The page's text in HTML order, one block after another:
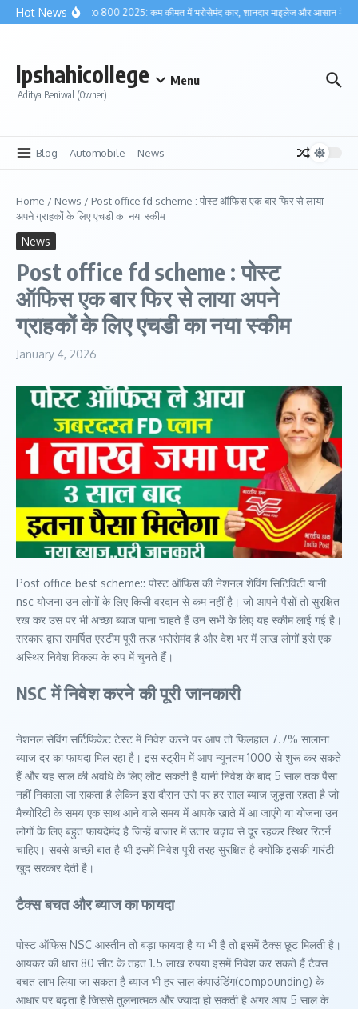
Skip to content
Hot NewsMaruti Alto 800 2025: कम कीमत में भरोसेमंद कार, शानदार माइलेज और आसान मेंटेनेंस
lpshahicollege
Aditya Beniwal (Owner)
Menu
Blog Automobile News
Home / News / Post office fd scheme : पोस्ट ऑफिस एक बार फिर से लाया
अपने ग्राहकों के लिए एचडी का नया स्कीम
News
Post office fd scheme : पोस्ट
ऑफिस एक बार फिर से लाया अपने
ग्राहकों के लिए एचडी का नया स्कीम
January 4, 2026
Post office best scheme:: पोस्ट ऑफिस की नेशनल शेविंग सिटिविटी यानी
nsc योजना उन लोगों के लिए किसी वरदान से कम नहीं है। जो आपने पैसों तो सुरक्षित
रख कर उस पर भी अच्छा ब्याज पाना चाहते हैं उन सभी के लिए यह स्कीम लाई गई है।
सरकार द्वारा समर्पित एस्टीम पूरी तरह भरोसेमंद है और देश भर में लाख लोगों इसे एक
अस्थिर निवेश विकल्प के रुप में चुनते हैं।
NSC में निवेश करने की पूरी जानकारी
नेशनल सेविंग सर्टिफिकेट टेस्ट में निवेश करने पर आप तो फिलहाल 7.7% सालाना
ब्याज दर का फायदा मिल रहा है। इस स्ट्रीम में आप न्यूनतम 1000 से शुरू कर सकते
हैं और यह साल की अवधि के लिए लौट सकती है यानी निवेश के बाद 5 साल तक पैसा
नहीं निकाला जा सकता है लेकिन इस दौरान उसे पर हर साल ब्याज जुड़ता रहता है जो
मैच्योरिटी के समय एक साथ आने वाले समय में आपके खाते में आ जाएंगे या योजना उन
लोगों के लिए बहुत फायदेमंद है जिन्हें बाजार में उतार चढ़ाव से दूर रहकर स्थिर रिटर्न
चाहिए। सबसे अच्छी बात है थी इसमें निवेश पूरी तरह सुरक्षित है क्योंकि इसकी गारंटी
खुद सरकार देती है।
टैक्स बचत और ब्याज का फायदा
पोस्ट ऑफिस NSC आस्तीन तो बड़ा फायदा है या भी है तो इसमें टैक्स छूट मिलती है।
आयकर की धारा 80 सीट के तहत 1.5 लाख रुपया इसमें निवेश कर सकते हैं टैक्स
बचत लाभ लिया जा सकता है ब्याज भी हर साल कंपाउंडिंग(compounding) के
आधार पर बढ़ता है जिससे तुलनात्मक और ज्यादा हो सकती है अगर आप 5 साल के